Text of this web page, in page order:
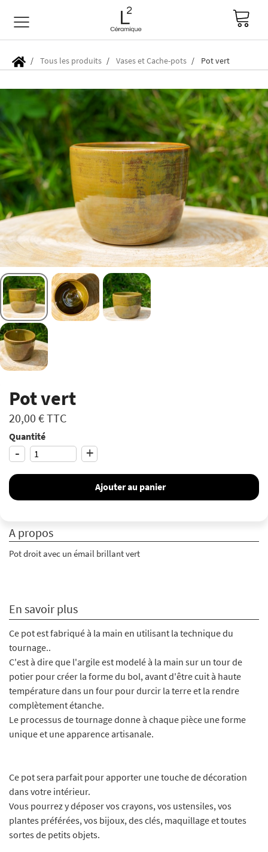
Tous les produits Vases et Cache-pots Pot vert
Pot vert
20,00 €TTC
Quantité
- +
Ajouter au panier
A propos
Pot droit avec un émail brillant vert
En savoir plus
Ce pot est fabriqué à la main en utilisant la technique du
tournage..
C'est à dire que l'argile est modelé à la main sur un tour de
potier pour créer la forme du bol, avant d'être cuit à haute
température dans un four pour durcir la terre et la rendre
complètement étanche.
Le processus de tournage donne à chaque pièce une forme
unique et une apparence artisanale.
Ce pot sera parfait pour apporter une touche de décoration
dans votre intérieur.
Vous pourrez y déposer vos crayons, vos ustensiles, vos
plantes préférées, vos bijoux, des clés, maquillage et toutes
sortes de petits objets.